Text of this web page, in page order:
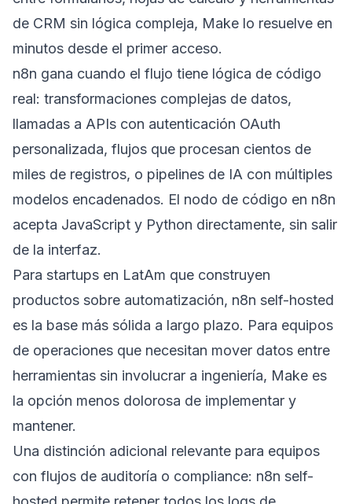
de CRM sin lógica compleja, Make lo resuelve en
minutos desde el primer acceso.
n8n gana cuando el flujo tiene lógica de código
real: transformaciones complejas de datos,
llamadas a APIs con autenticación OAuth
personalizada, flujos que procesan cientos de
miles de registros, o pipelines de IA con múltiples
modelos encadenados. El nodo de código en n8n
acepta JavaScript y Python directamente, sin salir
de la interfaz.
Para startups en LatAm que construyen
productos sobre automatización, n8n self-hosted
es la base más sólida a largo plazo. Para equipos
de operaciones que necesitan mover datos entre
herramientas sin involucrar a ingeniería, Make es
la opción menos dolorosa de implementar y
mantener.
Una distinción adicional relevante para equipos
con flujos de auditoría o compliance: n8n self-